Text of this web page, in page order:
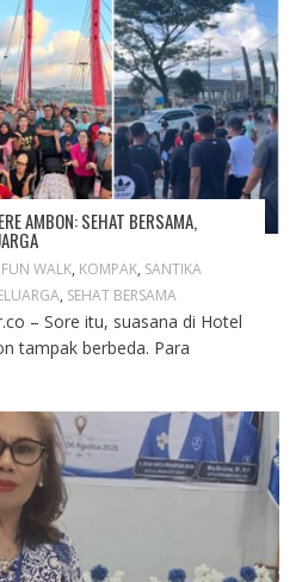
AMBON: SEHAT BERSAMA,
FUN WALK, KOMPAK, SANTIKA
, SEHAT BERSAMA
– Sore itu, suasana di Hotel
tampak berbeda. Para